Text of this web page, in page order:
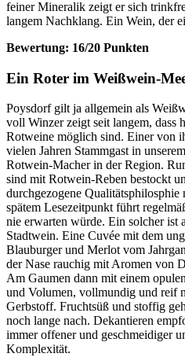
feiner Mineralik zeigt er sich
langem Nachklang. Ein Wein, der
Bewertung: 16/20 Punkten
Ein Roter im Weißwein-
Poysdorf gilt ja allgemein als
voll Winzer zeigt seit langem, dass
Rotweine möglich sind. Einer von
vielen Jahren Stammgast in
Rotwein-Macher in der Region.
sind mit Rotwein-Reben bestockt
durchgezogene
spätem Lesezeitpunkt führt
nie erwarten würde. Ein solcher ist
Stadtwein. Eine Cuvée mit dem
Blauburger und Merlot vom
der Nase rauchig mit Aromen von
Am Gaumen dann mit einem
und Volumen, vollmundig und reif
Gerbstoff. Fruchtsüß und stoffig
noch lange nach. Dekantieren
immer offener und geschmeidiger
Komplexität.